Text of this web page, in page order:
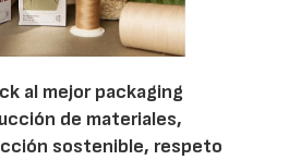
al mejor packaging
de materiales,
sostenible, respeto